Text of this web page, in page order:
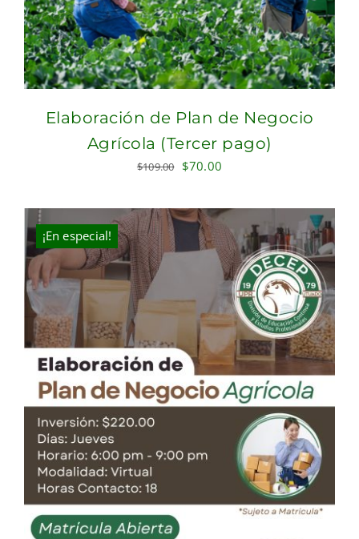
Elaboración de Plan de Negocio
Agrícola (Tercer pago)
$109.00 Original
was:
$109.00.
$70.00
is:
$70.00.
¡En especial!